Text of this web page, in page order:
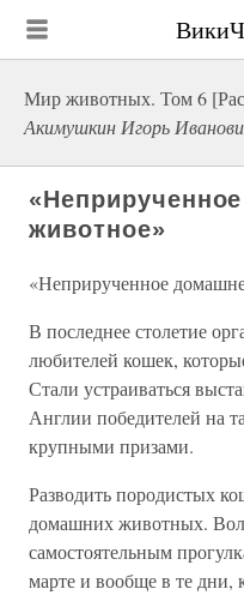
Мир животных. Том 6
Акимушкин Игорь
животное»
«Неприрученное
В последнее столетие
любителей кошек,
Стали устраиваться
Англии победителей на
крупными призами.
Разводить породистых
домашних животных.
самостоятельным
марте и вообще в те дни,